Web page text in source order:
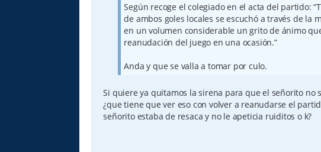
Según recoge el colegiado en el acta del partido:
de ambos goles locales se escuchó a través de la
en un volumen considerable un grito de ánimo
reanudación del juego en una ocasión.”
Anda y que se valla a tomar por culo.
Si quiere ya quitamos la sirena para que el señorito no
¿que tiene que ver eso con volver a reanudarse el
señorito estaba de resaca y no le apeticia ruiditos o k?